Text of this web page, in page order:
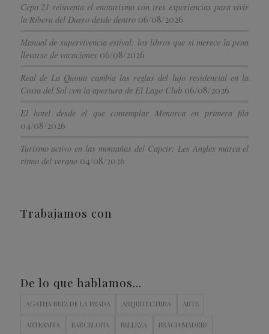
Cepa 21 reinventa el enoturismo con tres experiencias para vivir
la Ribera del Duero desde dentro 06/08/2026
Manual de supervivencia estival: los libros que sí merece la pena
llevarse de vacaciones 06/08/2026
Real de La Quinta cambia las reglas del lujo residencial en la
Costa del Sol con la apertura de El Lago Club 06/08/2026
El hotel desde el que contemplar Menorca en primera fila
04/08/2026
Turismo activo en las montañas del Capcir: Les Angles marca el
ritmo del verano 04/08/2026
Trabajamos con
De lo que hablamos…
AGATHA RUIZ DE LA PRADA ARQUITECTURA ARTE
ARTESANIA BARCELONA BELLEZA BRACH MADRID